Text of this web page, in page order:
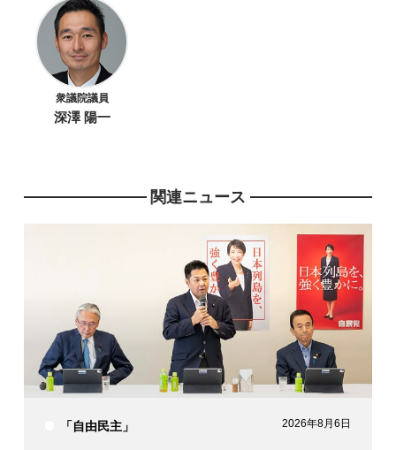
衆議院議員
深澤 陽一
関連ニュース
「自由民主」 2026年8月6日